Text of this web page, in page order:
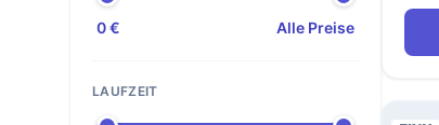
0 € Alle Preise
LAUFZEIT